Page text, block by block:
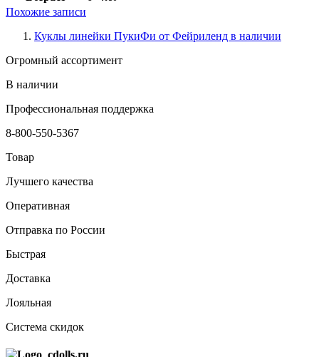
Похожие записи
Куклы линейки ПукиФи от Фейриленд в наличии
Огромный ассортимент
В наличии
Профессиональная поддержка
8-800-550-5367
Товар
Лучшего качества
Оперативная
Отправка по России
Быстрая
Доставка
Лояльная
Система скидок